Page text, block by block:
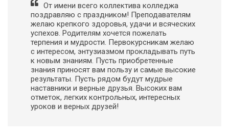
От имени всего коллектива колледжа
поздравляю с праздником! Преподавателям
желаю крепкого здоровья, удачи и всяческих
успехов. Родителям хочется пожелать
терпения и мудрости. Первокурсникам желаю
с интересом, энтузиазмом прокладывать путь
к новым знаниям. Пусть приобретенные
знания приносят вам пользу и самые высокие
результаты. Пусть рядом будут мудрые
наставники и верные друзья. Высоких вам
отметок, легких контрольных, интересных
уроков и верных друзей!